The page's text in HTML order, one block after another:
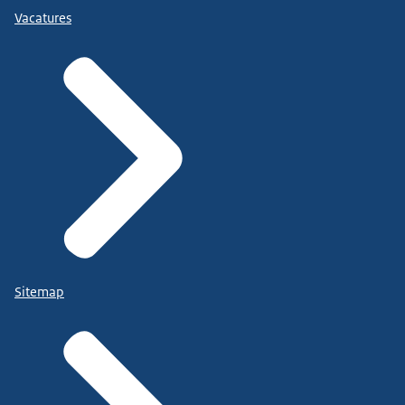
Vacatures
Sitemap